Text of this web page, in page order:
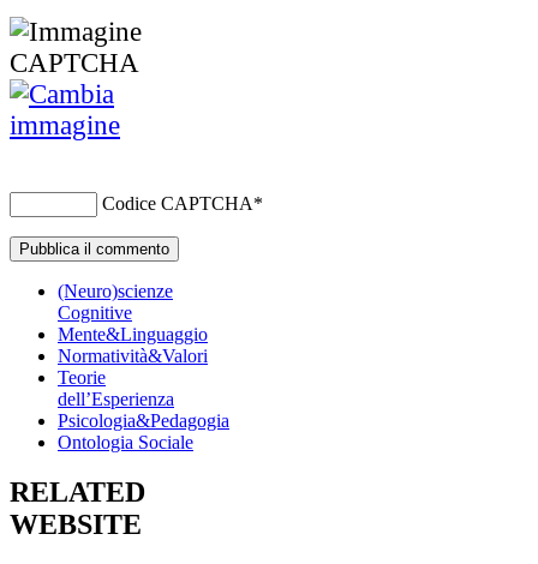
Codice CAPTCHA*
(Neuro)scienze
Cognitive
Mente&Linguaggio
Normatività&Valori
Teorie
dell’Esperienza
Psicologia&Pedagogia
Ontologia Sociale
RELATED
WEBSITE